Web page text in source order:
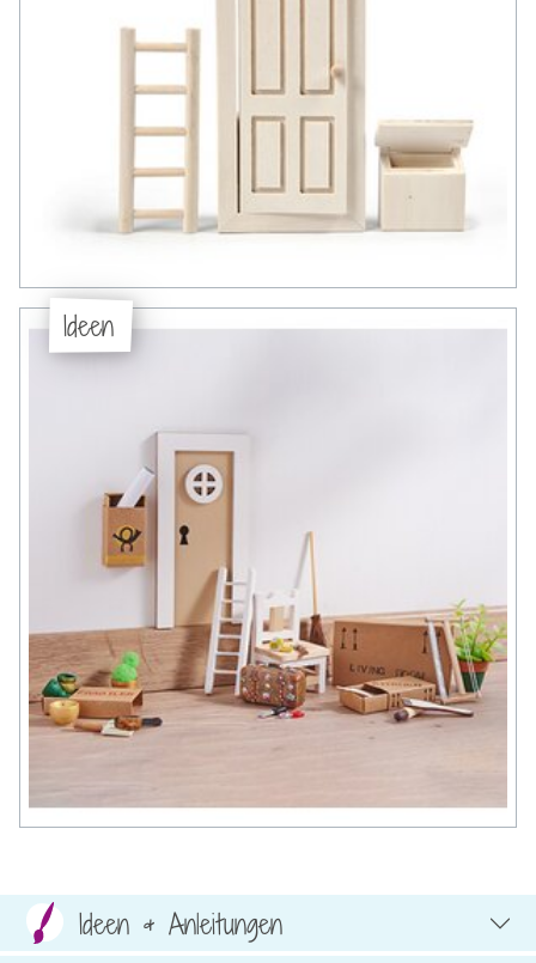
Ideen
Ideen & Anleitungen